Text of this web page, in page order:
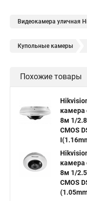
Видеокамера уличная
Купольные камеры
Камера
Hikvision купить
Hikvision 2 8 mm
Похожие товары
камера
8м 1/
CMOS
камера
8м 1/
CMOS